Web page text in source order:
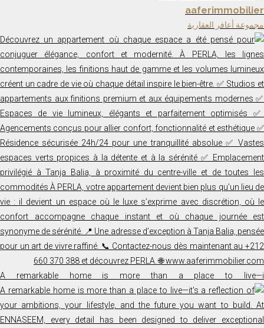
aaferimmobilier
مجموعة أعافر العقارية
A remarkable home is more than a place to live—i